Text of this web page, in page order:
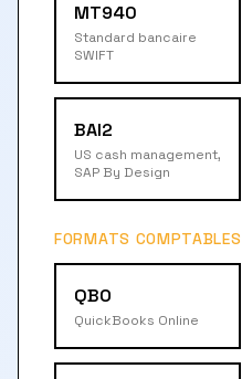
MT940
Standard bancaire
SWIFT
BAI2
US cash management,
SAP By Design
FORMATS COMPTABLES
QBO
QuickBooks Online